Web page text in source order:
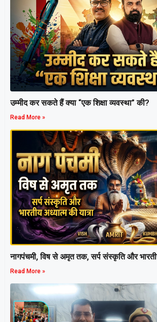
उम्मीद कर सकते हैं क्या “एक शिक्षा व्यवस्था” की?
Read More »
नागपंचमी, ​विष से अमृत तक, सर्प संस्कृति और
Read More »